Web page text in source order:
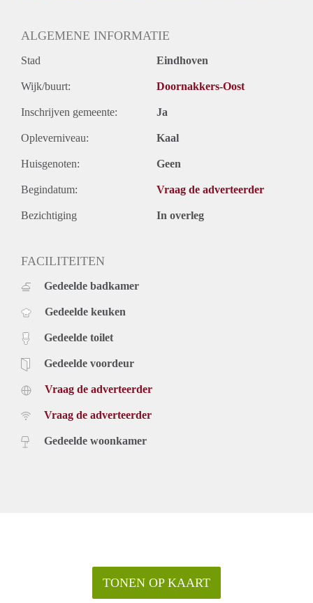
ALGEMENE INFORMATIE
Stad Eindhoven
Wijk/buurt: Doornakkers-Oost
Inschrijven gemeente: Ja
Opleverniveau: Kaal
Huisgenoten: Geen
Begindatum: Vraag de adverteerder
Bezichtiging In overleg
FACILITEITEN
Gedeelde badkamer
Gedeelde keuken
Gedeelde toilet
Gedeelde voordeur
Vraag de adverteerder
Vraag de adverteerder
Gedeelde woonkamer
TONEN OP KAART